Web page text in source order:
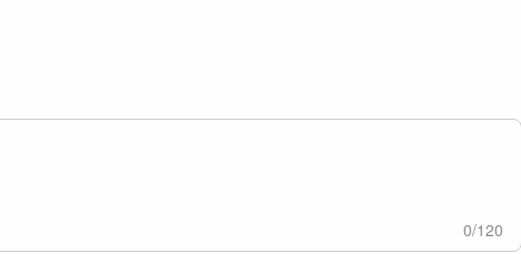
0/120